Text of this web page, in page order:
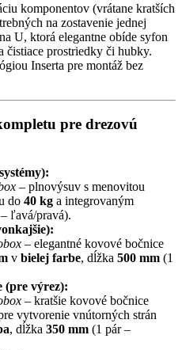
komponentov (vrátane kratších
na zostavenie jednej
U, ktorá elegantne obíde syfon
čistiace prostriedky či hubky.
Inserta pre montáž bez
pre drezovú
– plnovýsuv s menovitou
do 40 kg a integrovaným
ľavá/pravá).
– elegantné kovové bočnice
v bielej farbe, dĺžka 500 mm (1
(pre výrez):
– kratšie kovové bočnice
vytvorenie vnútorných strán
, dĺžka 350 mm (1 pár –